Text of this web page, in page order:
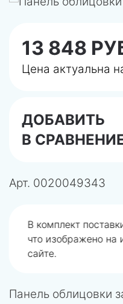
13 848
Цена актуальна
ДОБАВИТЬ
В
Арт. 0020049343
В комплект
что изображено на
сайте.
Панель облицовки